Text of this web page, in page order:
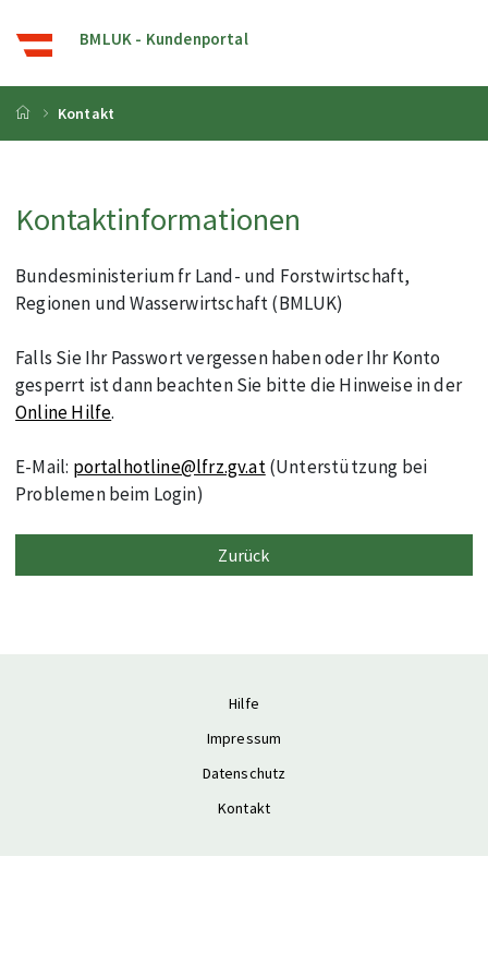
BMLUK - Kundenportal
Startseite
Kontakt
Kontaktinformationen
Bundesministerium fr Land- und Forstwirtschaft,
Regionen und Wasserwirtschaft (BMLUK)
Falls Sie Ihr Passwort vergessen haben oder Ihr Konto
gesperrt ist dann beachten Sie bitte die Hinweise in der
Online Hilfe.
E-Mail: portalhotline@lfrz.gv.at(Unterstützung bei
Problemen beim Login)
Hilfe
Impressum
Datenschutz
Kontakt